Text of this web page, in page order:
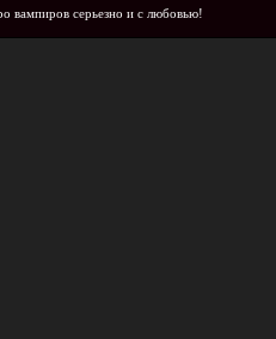
вaмпиpοв cepьeзнο и c любοвью!